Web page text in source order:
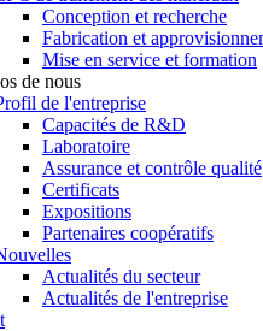
Conception et recherche
Fabrication et
Mise en service et formation
de nous
de l'entreprise
Capacités de R&D
Laboratoire
Assurance et contrôle qualité
Certificats
Expositions
Partenaires coopératifs
Actualités du secteur
Actualités de l'entreprise